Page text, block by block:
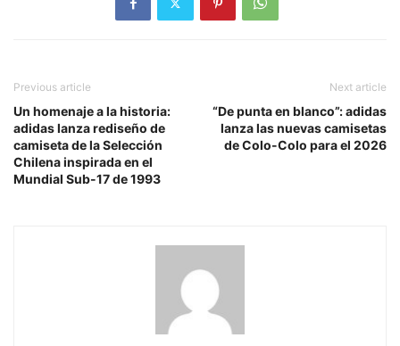
Previous article
Un homenaje a la historia:
adidas lanza rediseño de
camiseta de la Selección
Chilena inspirada en el
Mundial Sub-17 de 1993
Next article
“De punta en blanco”: adidas
lanza las nuevas camisetas
de Colo-Colo para el 2026